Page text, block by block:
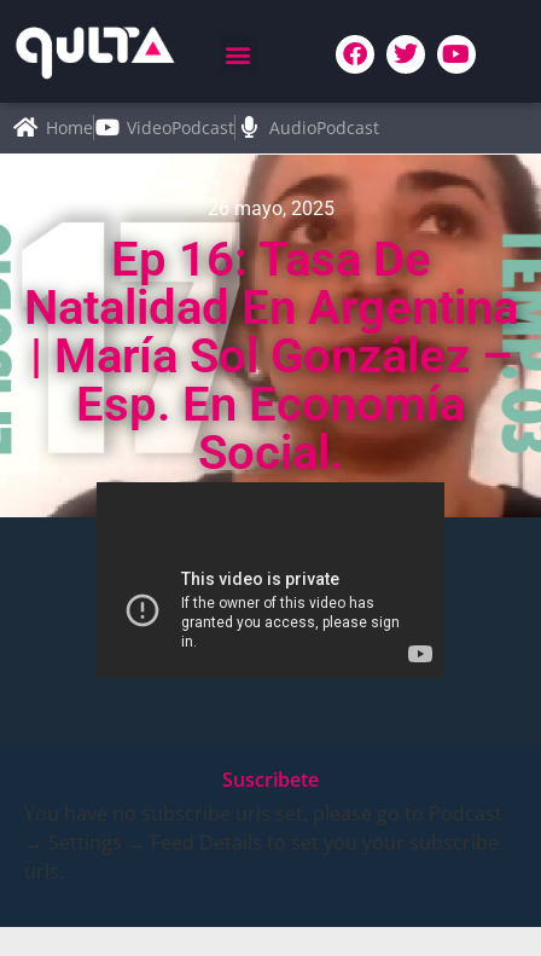
Home VideoPodcast AudioPodcast
26 mayo, 2025
Ep 16: Tasa De
Natalidad En Argentina
| María Sol González –
Esp. En Economía
Social.
Suscribete
You have no subscribe urls set, please go to Podcast
→ Settings → Feed Details to set you your subscribe
urls.